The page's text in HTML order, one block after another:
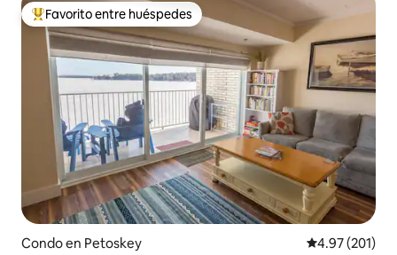
Favorito entre huéspedes preferido
Favorito entre huéspedes
Condo en Petoskey Calificación
4.97 (201)